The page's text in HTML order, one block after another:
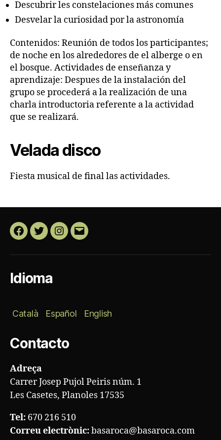
Descubrir les constelaciones más comunes
Desvelar la curiosidad por la astronomía
Contenidos: Reunión de todos los participantes;
de noche en los alrededores de el alberge o en
el bosque. Actividades de enseñanza y
aprendizaje: Despues de la instalación del
grupo se procederá a la realización de una
charla introductoria referente a la actividad
que se realizará.
Velada disco
Fiesta musical de final las actividades.
Facebook
TwitterInstagram
Correo
Idioma
Català Español English
Contacto
Adreça
Carrer Josep Pujol Peiris núm. 1
Les Casetes, Planoles 17535
Tel: 670 216 510
Correu electrònic:basaroca@basaroca.com